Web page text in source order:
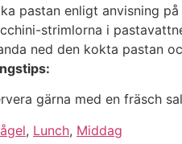
pastan enligt anvisning
strimlorna i
ned den kokta pastan
gärna med en fräsch
, Lunch, Middag